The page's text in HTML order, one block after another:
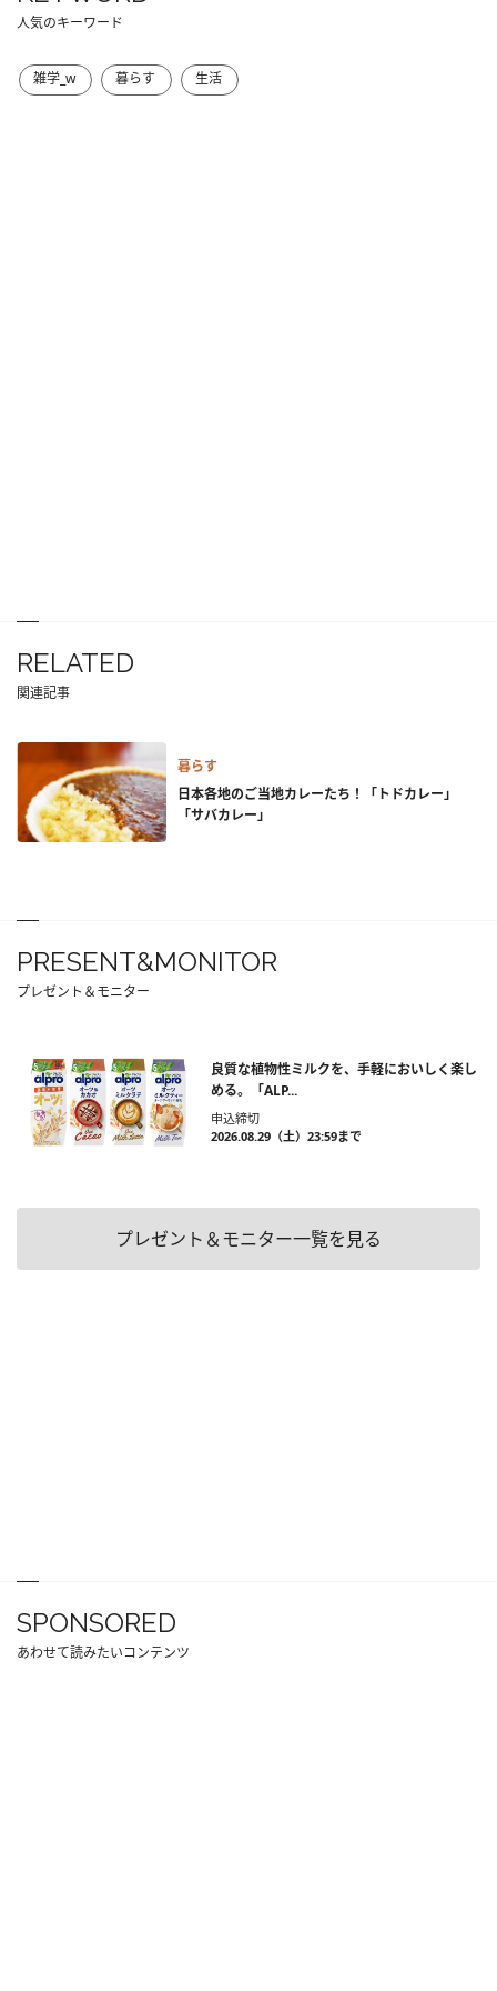
人気のキーワード
雑学_w 暮らす 生活
RELATED
関連記事
暮らす
日本各地のご当地カレーたち！「トドカレー」
「サバカレー」
PRESENT&MONITOR
プレゼント＆モニター
良質な植物性ミルクを、手軽においしく楽し
める。「ALP...
申込締切
2026.08.29（土）23:59まで
プレゼント＆モニター一覧を見る
SPONSORED
あわせて読みたいコンテンツ